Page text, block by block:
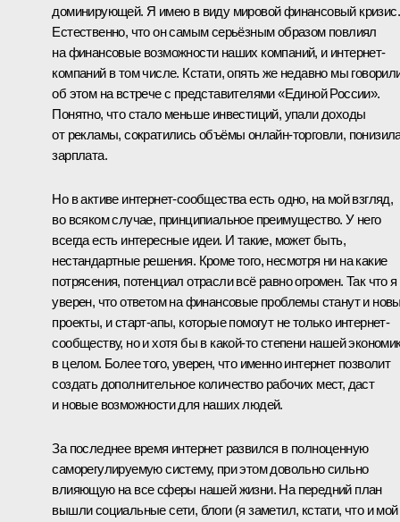
доминирующей. Я имею в виду мировой финансовый кризис.
Естественно, что он самым серьёзным образом повлиял
на финансовые возможности наших компаний, и интернет-
компаний в том числе. Кстати, опять же недавно мы
об этом на встрече с представителями «Единой России».
Понятно, что стало меньше инвестиций, упали доходы
от рекламы, сократились объёмы онлайн-торговли,
зарплата.
Но в активе интернет-сообщества есть одно, на мой взгляд,
во всяком случае, принципиальное преимущество. У него
всегда есть интересные идеи. И такие, может быть,
нестандартные решения. Кроме того, несмотря ни на какие
потрясения, потенциал отрасли всё равно огромен. Так что я
уверен, что ответом на финансовые проблемы станут и
проекты, и старт-апы, которые помогут не только интернет-
сообществу, но и хотя бы в какой‑то степени нашей
в целом. Более того, уверен, что именно интернет позволит
создать дополнительное количество рабочих мест, даст
и новые возможности для наших людей.
За последнее время интернет развился в полноценную
саморегулируемую систему, при этом довольно сильно
влияющую на все сферы нашей жизни. На передний план
вышли социальные сети, блоги (я заметил, кстати, что и мой